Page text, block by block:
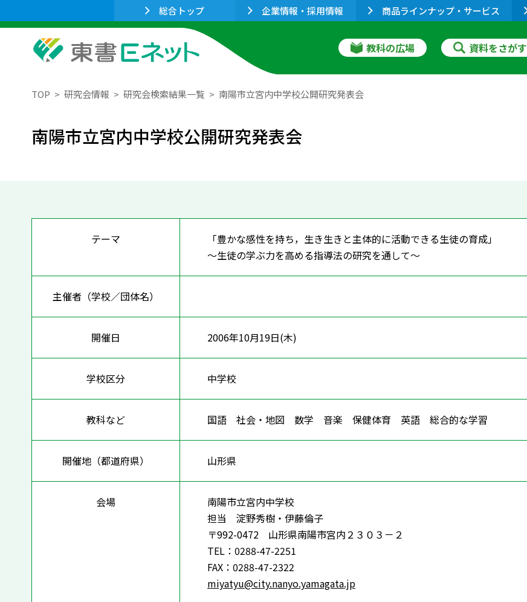
総合トップ 企業情報・採用情報 商品ラインナップ・サービス
教科の広場 資料をさがす
TOP 研究会情報 研究会検索結果一覧 南陽市立宮内中学校公開研究発表会
南陽市立宮内中学校公開研究発表会
テーマ
「豊かな感性を持ち，生き生きと主体的に活動できる生徒の育成」
～生徒の学ぶ力を高める指導法の研究を通して～
主催者（学校／団体名）
開催日 2006年10月19日(木)
学校区分 中学校
教科など 国語 社会・地図 数学 音楽 保健体育 英語 総合的な学習
開催地（都道府県） 山形県
会場
南陽市立宮内中学校
担当 淀野秀樹・伊藤倫子
〒992-0472 山形県南陽市宮内２３０３－２
TEL：0288-47-2251
FAX：0288-47-2322
miyatyu@city.nanyo.yamagata.jp